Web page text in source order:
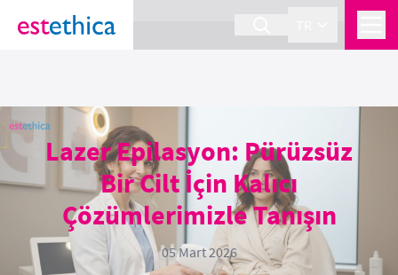
section Service {
Lazer Epilasyon: Pürüzsüz
Bir Cilt İçin Kalıcı
Çözümlerimizle Tanışın
05 Mart 2026